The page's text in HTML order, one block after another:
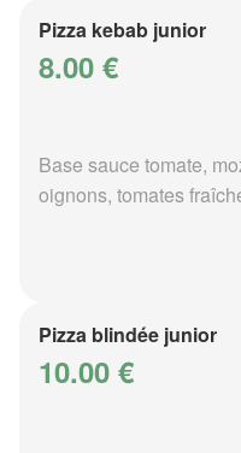
Pizza kebab junior
8.00 €
Base sauce tomate,
oignons, tomates
Pizza blindée junior
10.00 €